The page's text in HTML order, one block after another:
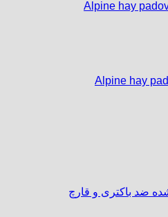
ضد باکتری و قارچ